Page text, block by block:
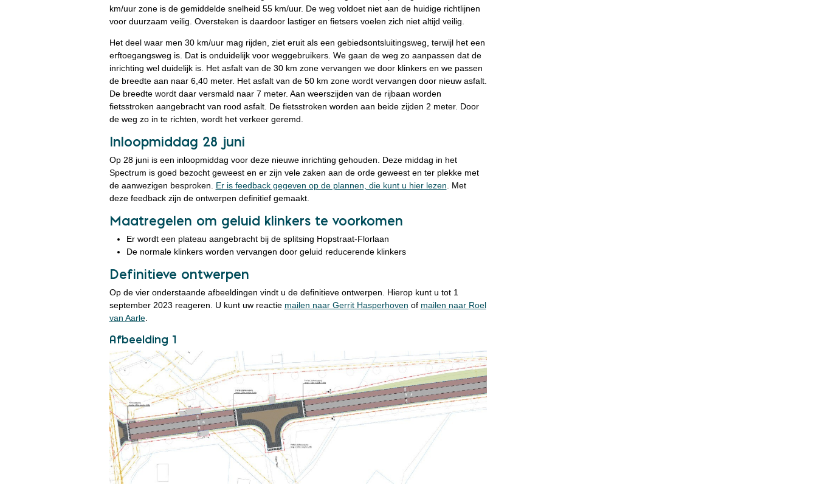
km/uur zone is de gemiddelde snelheid 55 km/uur. De weg voldoet niet aan de huidige richtlijnen
voor duurzaam veilig. Oversteken is daardoor lastiger en fietsers voelen zich niet altijd veilig.
Het deel waar men 30 km/uur mag rijden, ziet eruit als een gebiedsontsluitingsweg, terwijl het een
erftoegangsweg is. Dat is onduidelijk voor weggebruikers. We gaan de weg zo aanpassen dat de
inrichting wel duidelijk is. Het asfalt van de 30 km zone vervangen we door klinkers en we passen
de breedte aan naar 6,40 meter. Het asfalt van de 50 km zone wordt vervangen door nieuw asfalt.
De breedte wordt daar versmald naar 7 meter. Aan weerszijden van de rijbaan worden
fietsstroken aangebracht van rood asfalt. De fietsstroken worden aan beide zijden 2 meter. Door
de weg zo in te richten, wordt het verkeer geremd.
Inloopmiddag 28 juni
Op 28 juni is een inloopmiddag voor deze nieuwe inrichting gehouden. Deze middag in het
Spectrum is goed bezocht geweest en er zijn vele zaken aan de orde geweest en ter plekke met
de aanwezigen besproken. Er is feedback gegeven op de plannen, die kunt u hier lezen . Met
deze feedback zijn de ontwerpen definitief gemaakt.
Maatregelen om geluid klinkers te voorkomen
Er wordt een plateau aangebracht bij de splitsing Hopstraat-Florlaan
De normale klinkers worden vervangen door geluid reducerende klinkers
Definitieve ontwerpen
Op de vier onderstaande afbeeldingen vindt u de definitieve ontwerpen. Hierop kunt u tot 1
september 2023 reageren. U kunt uw reactie mailen naar Gerrit Hasperhoven of mailen naar Roel
van Aarle.
Afbeelding 1